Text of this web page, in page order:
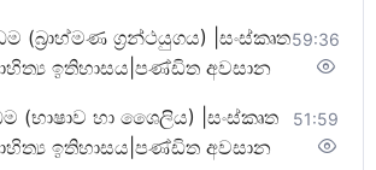
(බ්‍රාහ්මණ ග්‍රන්ථයුගය) |සංස්කෘත
ඉතිහාසය|පණ්ඩිත අවසාන
59:36
(භාෂාව හා ශෛලිය) |සංස්කෘත
ඉතිහාසය|පණ්ඩිත අවසාන
51:59